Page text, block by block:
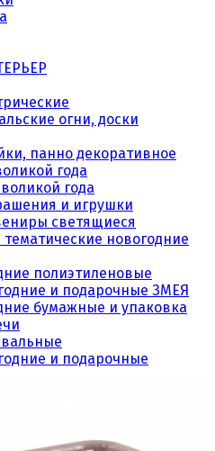
огни, доски
панно декоративное
года
года
и игрушки
светящиеся
новогодние
полиэтиленовые
и подарочные ЗМЕЯ
бумажные и упаковка
и подарочные